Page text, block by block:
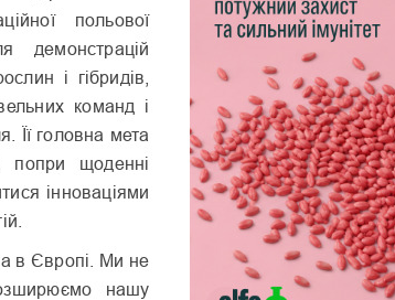
польової
демонстрацій
і гібридів,
команд і
Її головна мета
попри щоденні
інноваціями
в Європі. Ми не
нашу